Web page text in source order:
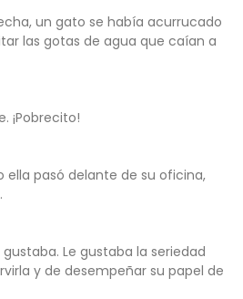
un gato se había acurrucado
las gotas de agua que caían a
¡Pobrecito!
ella pasó delante de su oficina,
Le gustaba la seriedad
y de desempeñar su papel de